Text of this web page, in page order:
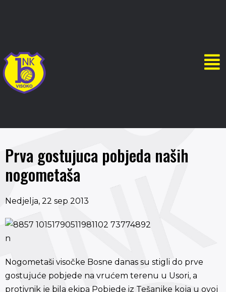
Prva gostujuca pobjeda naših
nogometaša
Nedjelja, 22 sep 2013
Nogometaši visočke Bosne danas su stigli do prve
gostujuće pobjede na vrućem terenu u Usori, a
protivnik je bila ekipa Pobjede iz Tešanjke koja u ovoj